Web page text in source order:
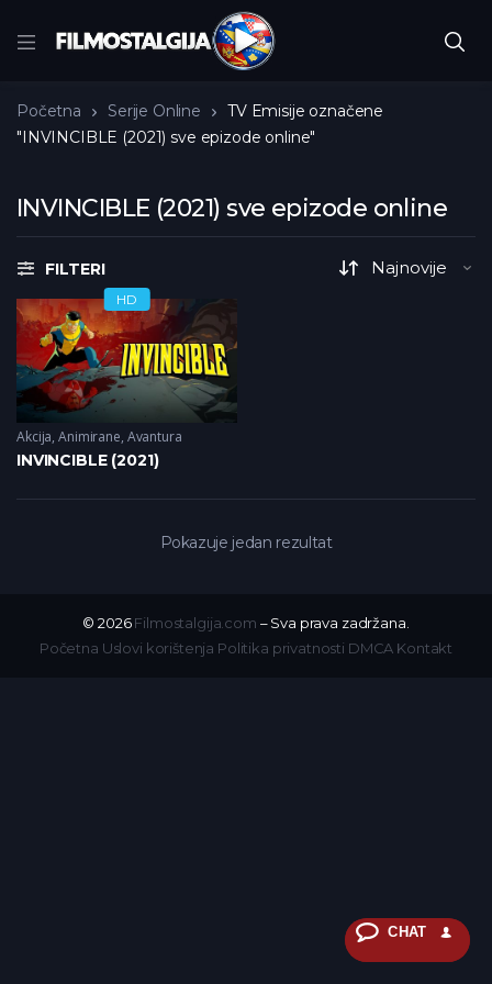
Početna Serije Online
TV Emisije označene
"INVINCIBLE (2021) sve epizode online"
INVINCIBLE (2021) sve epizode online
FILTERI
HD
Akcija,Animirane, Avantura
INVINCIBLE (2021)
Pokazuje jedan rezultat
© 2026Filmostalgija.com – Sva prava zadržana.
Početna Uslovi korištenja Politika privatnosti DMCA Kontakt
CHAT